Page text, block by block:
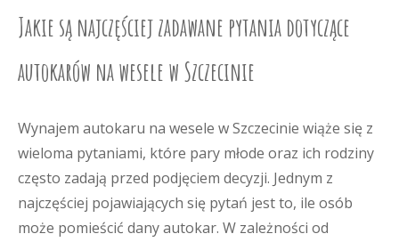
Jakie są najczęściej zadawane pytania dotyczące
autokarów na wesele w Szczecinie
Wynajem autokaru na wesele w Szczecinie wiąże się z
wieloma pytaniami, które pary młode oraz ich rodziny
często zadają przed podjęciem decyzji. Jednym z
najczęściej pojawiających się pytań jest to, ile osób
może pomieścić dany autokar. W zależności od